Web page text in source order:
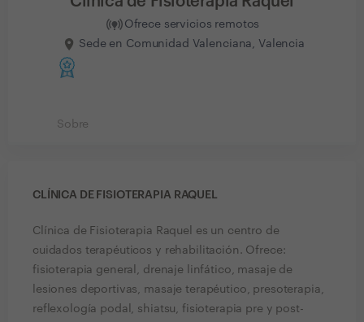
Ofrece servicios remotos
Sede en Comunidad Valenciana, Valencia
Sobre
CLÍNICA DE FISIOTERAPIA RAQUEL
Clínica de Fisioterapia Raquel es un centro de
cuidados terapéuticos y rehabilitación. Ofrece:
fisioterapia general, drenaje linfático, masaje de
lesiones deportivas, masaje terapéutico, presoterapia,
reflexología podal, shiatsu, fisioterapia pre y post-